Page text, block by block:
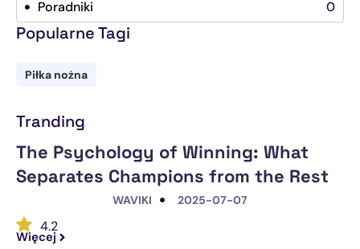
Poradniki 0
Popularne Tagi
Piłka nożna
Tranding
WAVIKI 2025-07-07
4.2
The Psychology of Winning: What
Separates Champions from the Rest
Więcej